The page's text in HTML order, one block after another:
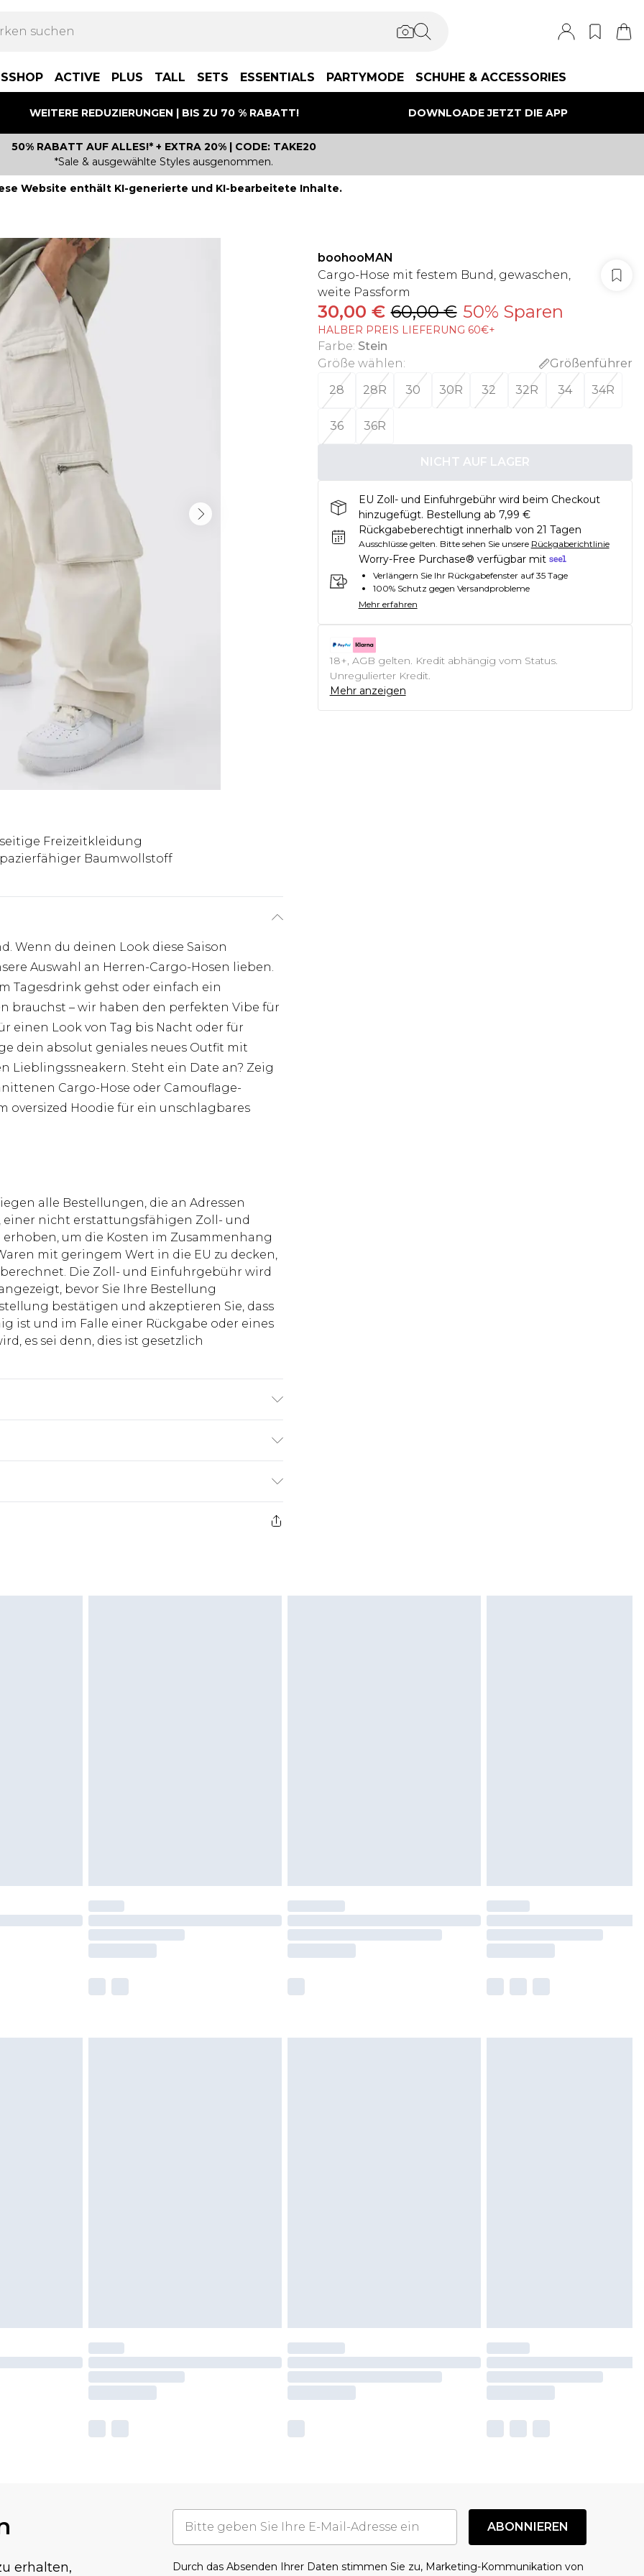
ACTIVE PLUS TALL SETS ESSENTIALS PARTYMODE SCHUHE & ACCESSORIES
WEITERE REDUZIERUNGEN | BIS ZU 70 % RABATT! DOWNLOADE JETZT DIE APP
50% RABATT AUF ALLES!* + EXTRA 20% | CODE: TAKE20
*Sale & ausgewählte Styles ausgenommen.
Website enthält KI-generierte und KI-bearbeitete Inhalte.
Freizeitkleidung
Baumwollstoff
Wenn du deinen Look diese Saison
Auswahl an Herren-Cargo-Hosen lieben.
Tagesdrink gehst oder einfach ein
brauchst – wir haben den perfekten Vibe für
einen Look von Tag bis Nacht oder für
dein absolut geniales neues Outfit mit
Lieblingssneakern. Steht ein Date an? Zeig
Cargo-Hose oder Camouflage-
oversized Hoodie für ein unschlagbares
alle Bestellungen, die an Adressen
nicht erstattungsfähigen Zoll- und
um die Kosten im Zusammenhang
mit geringem Wert in die EU zu decken,
Die Zoll- und Einfuhrgebühr wird
bevor Sie Ihre Bestellung
bestätigen und akzeptieren Sie, dass
ist und im Falle einer Rückgabe oder eines
es sei denn, dies ist gesetzlich
€7.99
€14.99
sowie Bademode oder
boohooMAN
Cargo-Hose mit festem Bund, gewaschen,
weite Passform
30,00 € 60,00 € 50% Sparen
HALBER PREIS LIEFERUNG 60€+
Farbe: Stein
Größe wählen:
Größenführer
28
28R 30 30R 32 32R 34 34R
36 36R
NICHT AUF LAGER
EU Zoll- und Einfuhrgebühr wird beim Checkout
hinzugefügt. Bestellung ab 7,99 €
Rückgabeberechtigt innerhalb von 21 Tagen
Ausschlüsse gelten. Bitte sehen Sie unsere Rückgaberichtlinie
Worry-Free Purchase® verfügbar mit
Verlängern Sie Ihr Rückgabefenster auf 35 Tage
100% Schutz gegen Versandprobleme
Mehr erfahren
18+, AGB gelten. Kredit abhängig vom Status.
Unregulierter Kredit.
Mehr anzeigen
erhalten,
ABONNIEREN
Durch das Absenden Ihrer Daten stimmen Sie zu, Marketing-Kommunikation von